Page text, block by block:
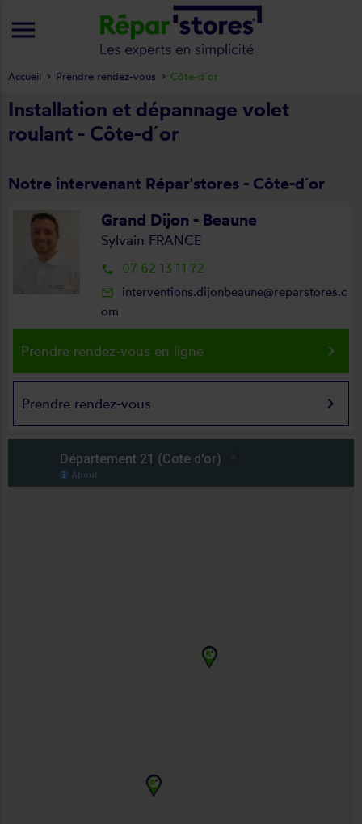
Installation et dépannage volet
roulant - Côte-d´or
Notre intervenant Répar'stores - Côte-d´or
Grand Dijon - Beaune
Sylvain FRANCE
local_phone 07 62 13 11 72
mail_outline
interventions.dijonbeaune@reparstores.c
om
Prendre rendez-vous en ligne keyboard_arrow_right
Prendre rendez-vous keyboard_arrow_right
Accueil Prendre rendez-vous Côte-d´or
menu